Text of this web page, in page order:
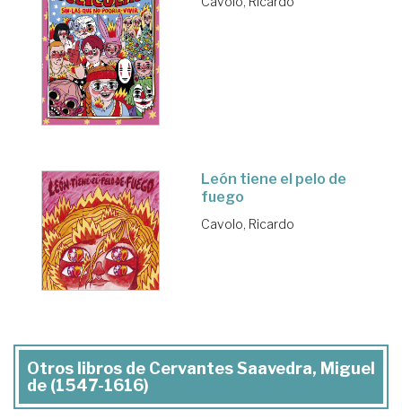
León tiene el pelo de
fuego
Cavolo, Ricardo
Otros libros de Cervantes Saavedra, Miguel
de (1547-1616)